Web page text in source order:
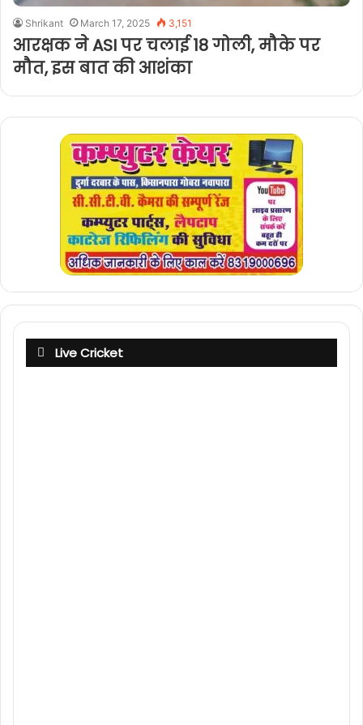
Shrikant March 17, 2025 3,151
आरक्षक ने ASI पर चलाई 18 गोली, मौके पर
मौत, इस बात की आशंका
Live Cricket